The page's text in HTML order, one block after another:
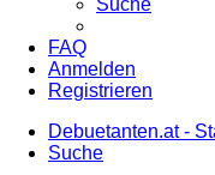
Suche
FAQ
Anmelden
Registrieren
Debuetanten.at -
Suche